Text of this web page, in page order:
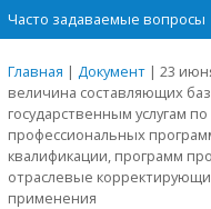
Часто задаваемые вопросы
Главная | Документ | 23
величина составляющих
государственным услугам
профессиональных
квалификации, программ
отраслевые
применения